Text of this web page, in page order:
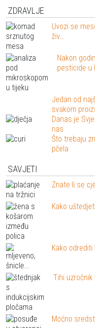
ZDRAVLJE
Uvozi se
živ…
Nakon
pesticide u
Jedan od
svakom
Danas je
nas
Što trebaju
pčela
SAVJETI
Znate li se
Kako
Kako
Tihi
Moćno